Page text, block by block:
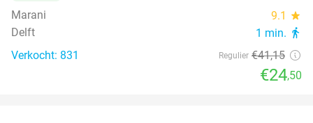
Marani
9.1 star
Delft 1 min. directions_walk
Verkocht: 831 Regulier €41,15
€24,50